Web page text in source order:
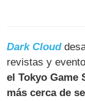
Dark Cloud
revistas y
el Tokyo Game
más cerca de